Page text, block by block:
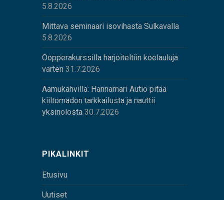
5.8.2026
Mittava seminaari isovihasta Sulkavalla
5.8.2026
Oopperakurssilla harjoiteltiin koelauluja
varten 31.7.2026
Aamukahvilla: Hannamari Autio pitää
kiiltomadon tarkkailusta ja nauttii
yksinolosta 30.7.2026
PIKALINKIT
Etusivu
Uutiset